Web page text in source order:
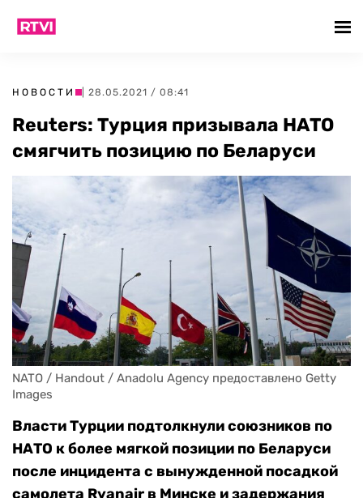
НОВОСТИ | 28.05.2021 / 08:41
Reuters: Турция призывала НАТО
смягчить позицию по Беларуси
NATO / Handout / Anadolu Agency предоставлено Getty
Images
Власти Турции подтолкнули союзников по
НАТО к более мягкой позиции по Беларуси
после инцидента с вынужденной посадкой
самолета Ryanair в Минске и задержания